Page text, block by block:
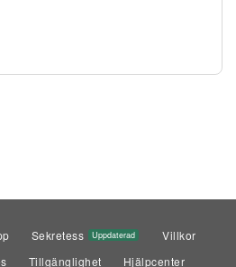
Sekretess Uppdaterad
Villkor
Tillgänglighet Hjälpcenter